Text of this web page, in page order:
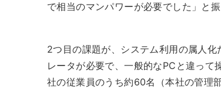
で相当のマンパワーが必要でした」と振
2つ目の課題が、システム利用の属人
レータが必要で、一般的なPCと違って
社の従業員のうち約60名（本社の管理